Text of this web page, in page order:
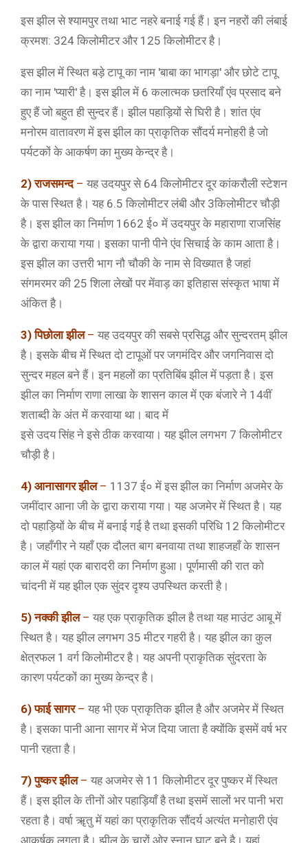
इस झील से श्यामपुर तथा भाट नहरे बनाई गई हैं। इन नहरों की लंबाई
क्रमश: 324 किलोमीटर और 125 किलोमीटर है।
इस झील में स्थित बड़े टापू का नाम 'बाबा का भागड़ा' और छोटे टापू
का नाम 'प्यारी' है। इस झील में 6 कलात्मक छतरियाँ एंव प्रसाद बने
हुए हैं जो बहुत ही सुन्दर हैं। झील पहाड़ियों से घिरी है। शांत एंव
मनोरम वातावरण में इस झील का प्राकृतिक सौंदर्य मनोहरी है जो
पर्यटकों के आकर्षण का मुख्य केन्द्र है।
2) राजसमन्द– यह उदयपुर से 64 किलोमीटर दूर कांकरौली स्टेशन
के पास स्थित है। यह 6.5 किलोमीटर लंबी और 3किलोमीटर चौड़ी
है। इस झील का निर्माण 1662 ई० में उदयपुर के महाराणा राजसिंह
के द्वारा कराया गया। इसका पानी पीने एंव सिचाई के काम आता है।
इस झील का उत्तरी भाग नौ चौकी के नाम से विख्यात है जहां
संगमरमर की 25 शिला लेखों पर मेंवाड़ का इतिहास संस्कृत भाषा में
अंकित है।
3) पिछोला झील– यह उदयपुर की सबसे प्रसिद्ध और सुन्दरतम् झील
है। इसके बीच में स्थित दो टापूओं पर जगमंदिर और जगनिवास दो
सुन्दर महल बने हैं। इन महलों का प्रतिबिंब झील में पड़ता है। इस
झील का निर्माण राणा लाखा के शासन काल में एक बंजारे ने 14वीं
शताब्दी के अंत में करवाया था। बाद में
इसे उदय सिंह ने इसे ठीक करवाया। यह झील लगभग 7 किलोमीटर
चौड़ी है।
4) आनासागर झील– 1137 ई० में इस झील का निर्माण अजमेर के
जमींदार आना जी के द्वारा कराया गया। यह अजमेर में स्थित है। यह
दो पहाड़ियों के बीच में बनाई गई है तथा इसकी परिधि 12 किलोमीटर
है। जहाँगीर ने यहाँ एक दौलत बाग बनवाया तथा शाहजहाँ के शासन
काल में यहां एक बारादरी का निर्माण हुआ। पूर्णमासी की रात को
चांदनी में यह झील एक सुंदर दृश्य उपस्थित करती है।
5) नक्की झील– यह एक प्राकृतिक झील है तथा यह माउंट आबू में
स्थित है। यह झील लगभग 35 मीटर गहरी है। यह झील का कुल
क्षेत्रफल 1 वर्ग किलोमीटर है। यह अपनी प्राकृतिक सुंदरता के
कारण पर्यटकों का मुख्य केन्द्र है।
6) फाई सागर– यह भी एक प्राकृतिक झील है और अजमेर में स्थित
है। इसका पानी आना सागर में भेज दिया जाता है क्योंकि इसमें वर्ष भर
पानी रहता है।
7) पुष्कर झील– यह अजमेर से 11 किलोमीटर दूर पुष्कर में स्थित
हैं। इस झील के तीनों ओर पहाड़ियाँ है तथा इसमें सालों भर पानी भरा
रहता है। वर्षा ॠतु में यहां का प्राकृतिक सौंदर्य अत्यंत मनोहारी एंव
आकर्षक लगता है। झील के चारों ओर स्नान घाट बने है। यहां